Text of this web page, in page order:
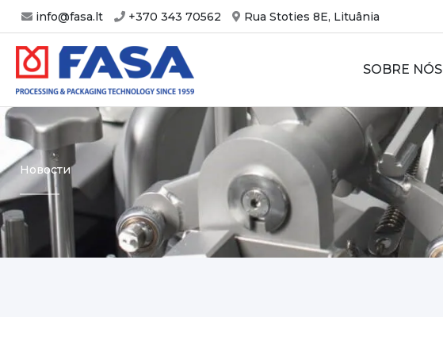
Skip
to
content
info@fasa.lt +370 343 70562 Rua Stoties 8E, Lituânia
SOBRE NÓS
Новости